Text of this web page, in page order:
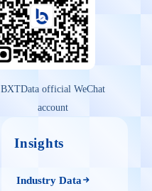
BXTData official WeChat
account
Insights
Industry Data